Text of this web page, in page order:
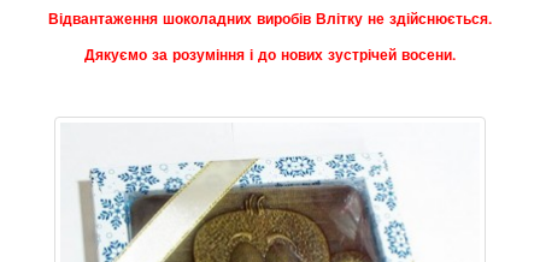
Відвантаження шоколадних виробів Влітку не здійснюється.
Дякуємо за розуміння і до нових зустрічей восени.